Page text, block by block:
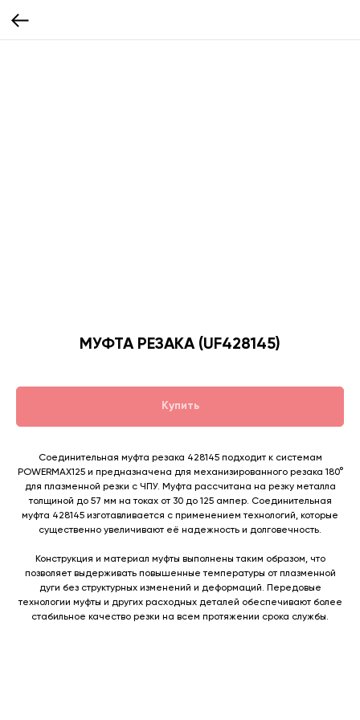
МУФТА РЕЗАКА (UF428145)
Купить
Соединительная муфта резака 428145 подходит к системам
POWERMAX125 и предназначена для механизированного резака 180°
для плазменной резки с ЧПУ. Муфта рассчитана на резку металла
толщиной до 57 мм на токах от 30 до 125 ампер. Соединительная
муфта 428145 изготавливается с применением технологий, которые
существенно увеличивают её надежность и долговечность.
Конструкция и материал муфты выполнены таким образом, что
позволяет выдерживать повышенные температуры от плазменной
дуги без структурных изменений и деформаций. Передовые
технологии муфты и других расходных деталей обеспечивают более
стабильное качество резки на всем протяжении срока службы.